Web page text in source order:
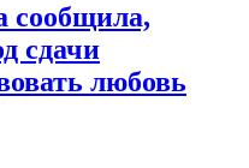
сообщила,
сдачи
любовь